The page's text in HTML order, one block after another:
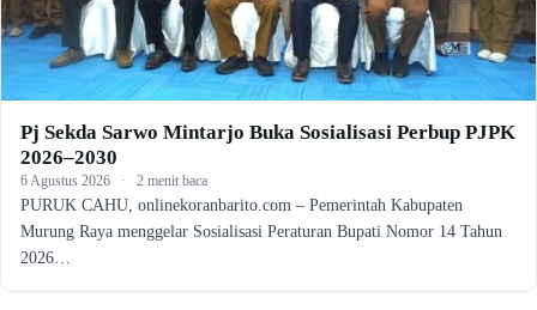
Pj Sekda Sarwo Mintarjo Buka Sosialisasi Perbup PJPK
2026–2030
6 Agustus 2026 · 2 menit baca
PURUK CAHU, onlinekoranbarito.com – Pemerintah Kabupaten
Murung Raya menggelar Sosialisasi Peraturan Bupati Nomor 14 Tahun
2026…